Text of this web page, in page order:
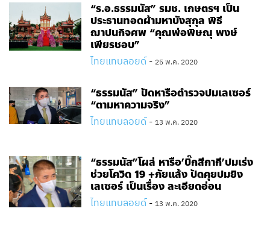
“ร.อ.ธรรมนัส” รมช. เกษตรฯ เป็น
ประธานทอดผ้ามหาบังสุกุล พิธี
ฌาปนกิจศพ “คุณพ่อพิษณุ พงษ์
เพียรชอบ”
ไทยแทบลอยด์ - 25 พ.ค. 2020
“ธรรมนัส” ปัดหารือตำรวจปมเลเซอร์
“ตามหาความจริง”
ไทยแทบลอยด์ - 13 พ.ค. 2020
“ธรรมนัส”โผล่ หารือ’บิ๊กสีกากี’ปมเร่ง
ช่วยโควิด 19 +ภัยแล้ง ปัดคุยปมยิง
เลเซอร์ เป็นเรื่อง ละเอียดอ่อน
ไทยแทบลอยด์ - 13 พ.ค. 2020